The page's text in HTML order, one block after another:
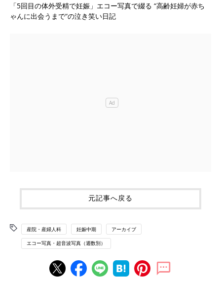
「5回目の体外受精で妊娠」エコー写真で綴る “高齢妊婦が赤ち
ゃんに出会うまで“の泣き笑い日記
元記事へ戻る
産院・産婦人科 妊娠中期 アーカイブ
エコー写真・超音波写真（週数別）